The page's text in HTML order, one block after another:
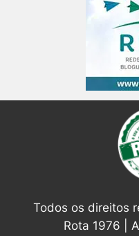
Todos os direitos
Rota 1976 |